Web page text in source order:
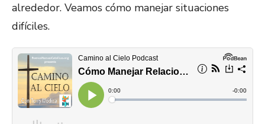
alrededor. Veamos cómo manejar situaciones
difíciles.